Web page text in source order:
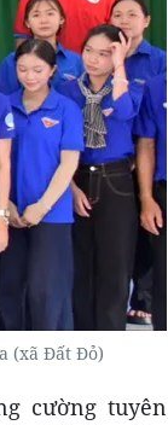
(xã Đất Đỏ)
cường tuyên